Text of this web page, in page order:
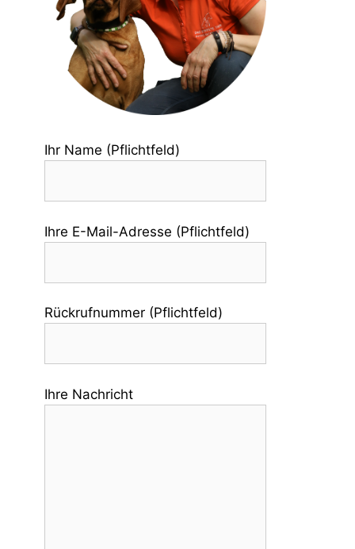
Ihr Name (Pflichtfeld)
Ihre E-Mail-Adresse (Pflichtfeld)
Rückrufnummer (Pflichtfeld)
Ihre Nachricht